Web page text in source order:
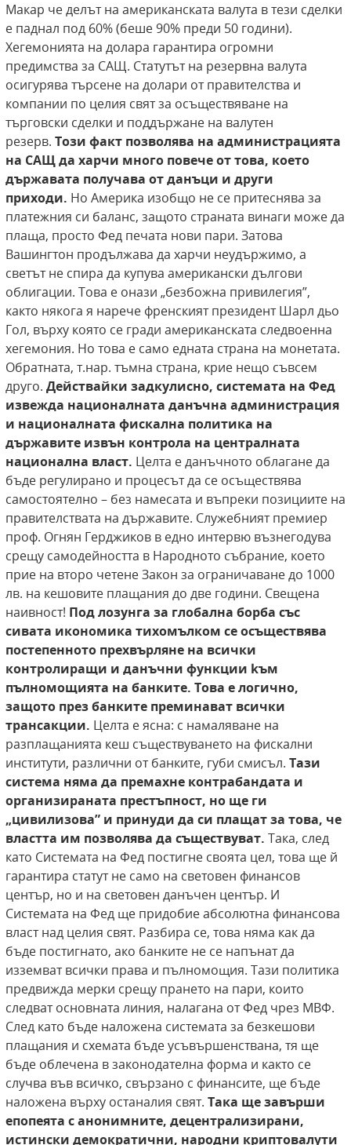
Макар че делът на американската валута в тези сделки
е паднал под 60% (беше 90% преди 50 години).
Хегемонията на долара гарантира огромни
предимства за САЩ. Статутът на резервна валута
осигурява търсене на долари от правителства и
компании по целия свят за осъществяване на
търговски сделки и поддържане на валутен
резерв. Този факт позволява на администрацията
на САЩ да харчи много повече от това, което
държавата получава от данъци и други
приходи. Но Америка изобщо не се притеснява за
платежния си баланс, защото страната винаги може да
плаща, просто Фед печата нови пари. Затова
Вашингтон продължава да харчи неудържимо, а
светът не спира да купува американски дългови
облигации. Това е онази „безбожна привилегия”,
както някога я нарече френският президент Шарл дьо
Гол, върху която се гради американската следвоенна
хегемония. Но това е само едната страна на монетата.
Обратната, т.нар. тъмна страна, крие нещо съвсем
друго. Действайки задкулисно, системата на Фед
извежда националната данъчна администрация
и националната фискална политика на
държавите извън контрола на централната
национална власт. Целта е данъчното облагане да
бъде регулирано и процесът да се осъществява
самостоятелно – без намесата и въпреки позициите на
правителствата на държавите. Служебният премиер
проф. Огнян Герджиков в едно интервю възнегодува
срещу самодейността в Народното събрание, което
прие на второ четене Закон за ограничаване до 1000
лв. на кешовите плащания до две години. Свещена
наивност! Под лозунга за глобална борба със
сивата икономика тихомълком се осъществява
постепенното прехвърляне на всички
контролиращи и данъчни функции kъм
пълномощията на банките. Това е логично,
защото през банките преминават всички
трансакции. Целта е ясна: с намаляване на
разплащанията кеш съществуването на фискални
институти, различни от банките, губи смисъл. Тази
система няма да премахне контрабандата и
организираната престъпност, но ще ги
„цивилизова” и принуди да си плащат за това, че
властта им позволява да съществуват. Така, след
като Системата на Фед постигне своята цел, това ще й
гарантира статут не само на световен финансов
център, но и на световен данъчен център. И
Системата на Фед ще придобие абсолютна финансова
власт над целия свят. Разбира се, това няма как да
бъде постигнато, ако банките не се напънат да
изземват всички права и пълномощия. Тази политика
предвижда мерки срещу прането на пари, които
следват основната линия, налагана от Фед чрез МВФ.
След като бъде наложена системата за безкешови
плащания и схемата бъде усъвършенствана, тя ще
бъде облечена в законодателна форма и както се
случва във всичко, свързано с финансите, ще бъде
наложена върху останалия свят. Така ще завърши
епопеята санонимните, децентрализирани,
истински демократични, народни криптовалути